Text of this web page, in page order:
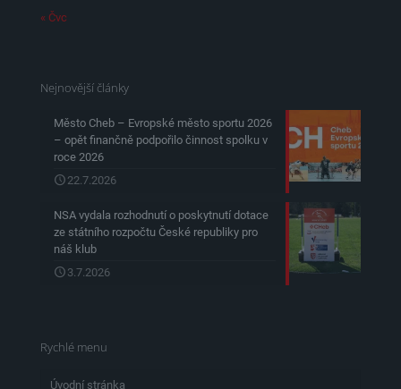
« Čvc
Nejnovější články
Město Cheb – Evropské město sportu 2026
– opět finančně podpořilo činnost spolku v
roce 2026
22.7.2026
NSA vydala rozhodnutí o poskytnutí dotace
ze státního rozpočtu České republiky pro
náš klub
3.7.2026
Rychlé menu
Úvodní stránka